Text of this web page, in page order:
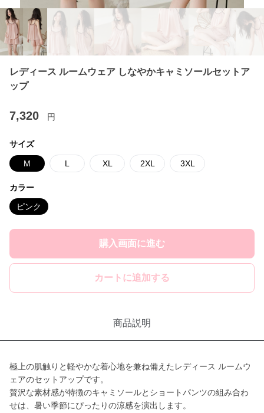
レディース ルームウェア しなやかキャミソールセットア
ップ
7,320 円
サイズ
M L XL 2XL 3XL
カラー
ピンク
購入画面に進む
カートに追加する
商品説明
極上の肌触りと軽やかな着心地を兼ね備えたレディース ルームウ
ェアのセットアップです。
贅沢な素材感が特徴のキャミソールとショートパンツの組み合わ
せは、暑い季節にぴったりの涼感を演出します。